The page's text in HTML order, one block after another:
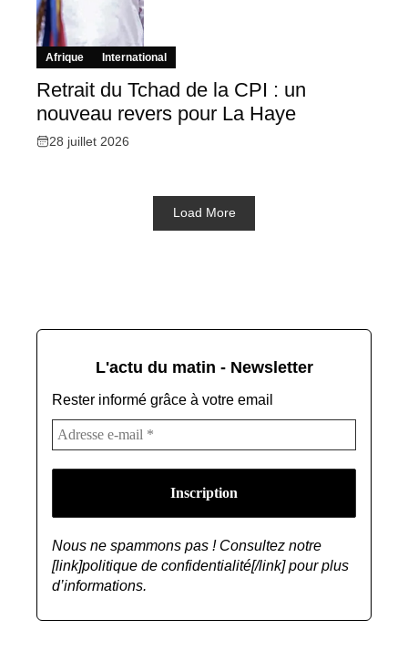
Afrique International
Retrait du Tchad de la CPI : un
nouveau revers pour La Haye
28 juillet 2026
Load More
L'actu du matin - Newsletter
Rester informé grâce à votre email
Nous ne spammons pas ! Consultez notre
[link]politique de confidentialité[/link] pour plus
d’informations.